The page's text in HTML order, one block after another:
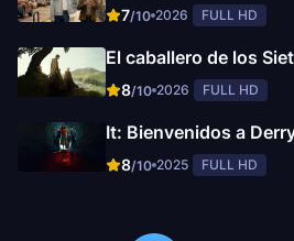
7/10 2026 FULL HD
El caballero de los
8/10 2026 FULL HD
It: Bienvenidos a
8/10 2025 FULL HD